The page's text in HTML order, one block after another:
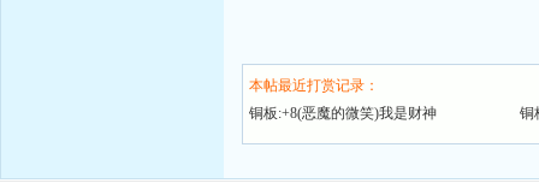
本帖最近打赏记录：
铜板:+8(恶魔的微笑)我是财神
铜